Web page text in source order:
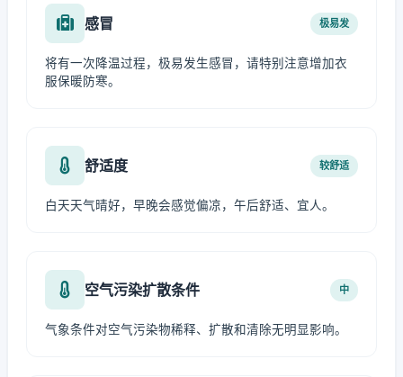
感冒 极易发
将有一次降温过程，极易发生感冒，请特别注意增加衣
服保暖防寒。
舒适度 较舒适
白天天气晴好，早晚会感觉偏凉，午后舒适、宜人。
空气污染扩散条件 中
气象条件对空气污染物稀释、扩散和清除无明显影响。